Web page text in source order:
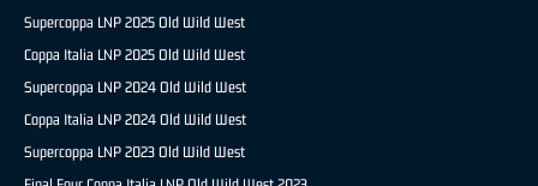
Supercoppa LNP 2025 Old Wild West
Coppa Italia LNP 2025 Old Wild West
Supercoppa LNP 2024 Old Wild West
Coppa Italia LNP 2024 Old Wild West
Supercoppa LNP 2023 Old Wild West